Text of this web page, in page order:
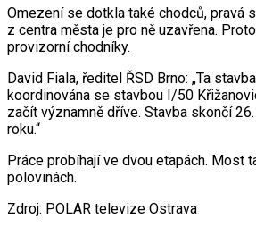
Omezení se dotkla také chodců, pravá
z centra města je pro ně uzavřena.
provizorní chodníky.
David Fiala, ředitel ŘSD Brno: „Ta
koordinována se stavbou I/50
začít významně dříve. Stavba skončí
roku.“
Práce probíhají ve dvou etapách. Most
polovinách.
Zdroj: POLAR televize Ostrava